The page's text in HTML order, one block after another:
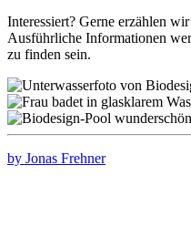
Interessiert? Gerne erzählen
Ausführliche Informationen
zu finden sein.
by Jonas Frehner